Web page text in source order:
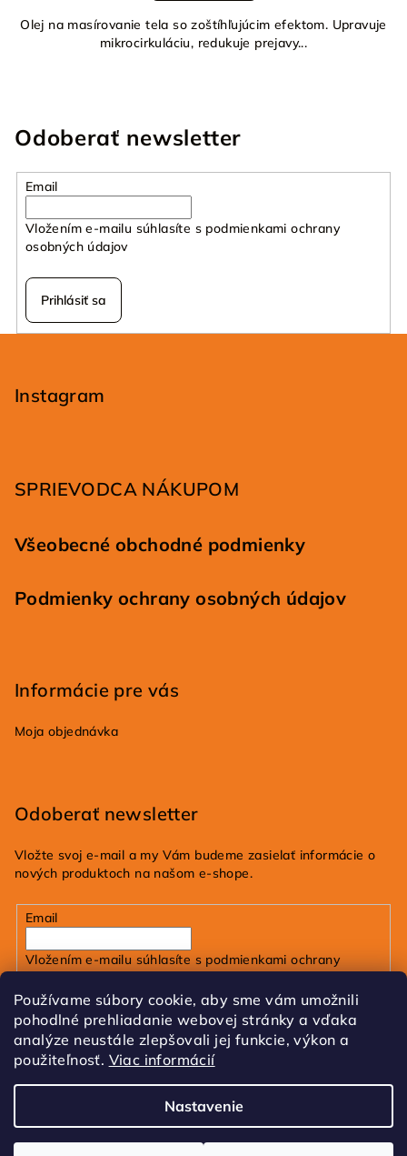
Používame súbory cookie, aby sme vám umožnili
pohodlné prehliadanie webovej stránky a vďaka
analýze neustále zlepšovali jej funkcie, výkon a
použiteľnosť. Viac informácií
Nastavenie
Olej na masírovanie tela so zoštíhľujúcim efektom. Upravuje
mikrocirkuláciu, redukuje prejavy...
Odoberať newsletter
Email
Vložením e-mailu súhlasíte s podmienkami ochrany
osobných údajov
Prihlásiť sa
Instagram
SPRIEVODCA NÁKUPOM
Všeobecné obchodné podmienky
Podmienky ochrany osobných údajov
Informácie pre vás
Moja objednávka
Odoberať newsletter
Vložte svoj e-mail a my Vám budeme zasielať informácie o
nových produktoch na našom e-shope.
Email
Vložením e-mailu súhlasíte s podmienkami ochrany
Prihlásiť sa
Upraviť nastavenie cookies